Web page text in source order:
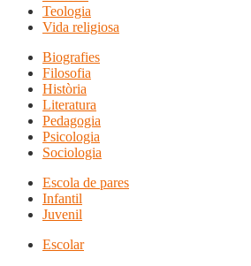
Teologia
Vida religiosa
Biografies
Filosofia
Història
Literatura
Pedagogia
Psicologia
Sociologia
Escola de pares
Infantil
Juvenil
Escolar